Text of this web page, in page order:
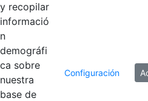
Mostrando el intervalo 1 -
y recopilar
informació
n
demográfi
ca sobre
nuestra
base de
Configuración